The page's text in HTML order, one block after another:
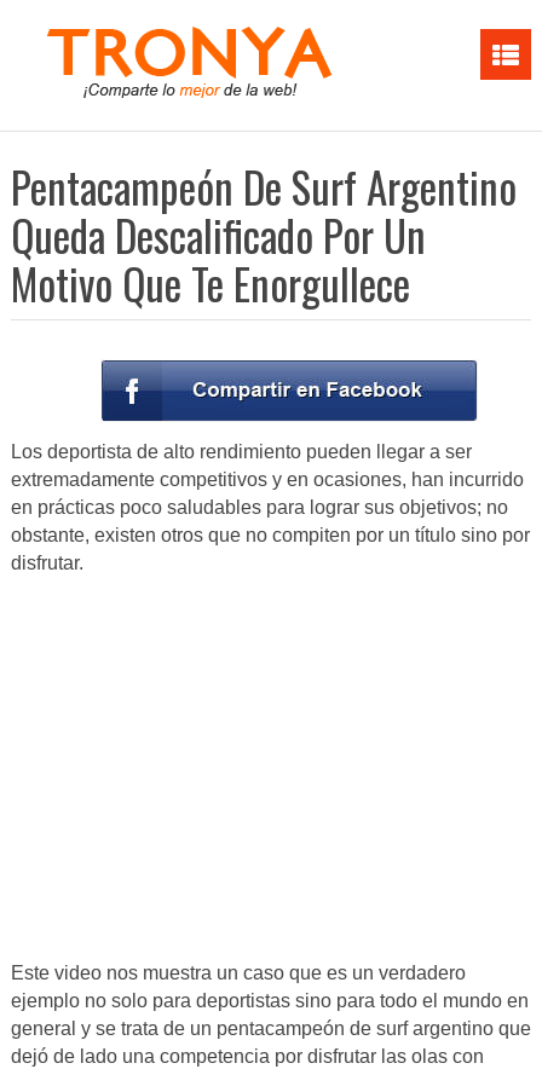
Pentacampeón De Surf Argentino
Queda Descalificado Por Un
Motivo Que Te Enorgullece
Los deportista de alto rendimiento pueden llegar a ser
extremadamente competitivos y en ocasiones, han incurrido
en prácticas poco saludables para lograr sus objetivos; no
obstante, existen otros que no compiten por un título sino por
disfrutar.
Este video nos muestra un caso que es un verdadero
ejemplo no solo para deportistas sino para todo el mundo en
general y se trata de un pentacampeón de surf argentino que
dejó de lado una competencia por disfrutar las olas con